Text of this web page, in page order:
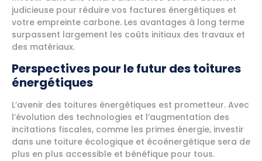
judicieuse pour réduire vos factures énergétiques et
votre empreinte carbone. Les avantages à long terme
surpassent largement les coûts initiaux des travaux et
des matériaux.
Perspectives pour le futur des toitures
énergétiques
L’avenir des toitures énergétiques est prometteur. Avec
l’évolution des technologies et l’augmentation des
incitations fiscales, comme les primes énergie, investir
dans une toiture écologique et écoénergétique sera de
plus en plus accessible et bénéfique pour tous.